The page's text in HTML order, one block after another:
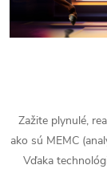
Zažite plynulé,
ako sú MEMC
Vďaka